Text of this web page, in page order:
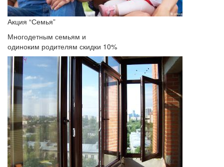
Акция “Семья”
Многодетным семьям и
одиноким родителям скидки 10%